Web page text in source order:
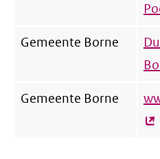
Gemeente Borne
Gemeente Borne